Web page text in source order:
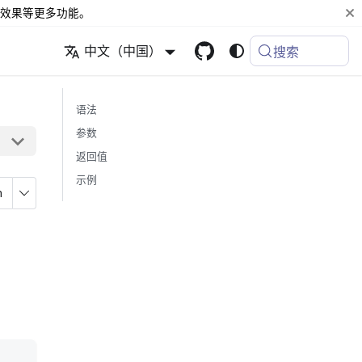
果等更多功能。
中文（中国） 搜索
语法
参数
返回值
示例